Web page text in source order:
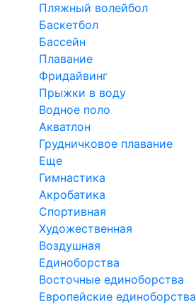
Пляжный волейбол
Баскетбол
Бассейн
Плавание
Фридайвинг
Прыжки в воду
Водное поло
Акватлон
Грудничковое плавание
Еще
Гимнастика
Акробатика
Спортивная
Художественная
Воздушная
Единоборства
Восточные единоборства
Европейские единоборства